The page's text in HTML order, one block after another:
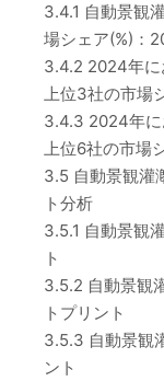
3.4.1 自動景観
場シェア(%)：
3.4.2 2024年に
上位3社の市場
3.4.3 2024年に
上位6社の市場
3.5 自動景観灌
ト分析
3.5.1 自動景観
ト
3.5.2 自動景観
トプリント
3.5.3 自動景観
ント